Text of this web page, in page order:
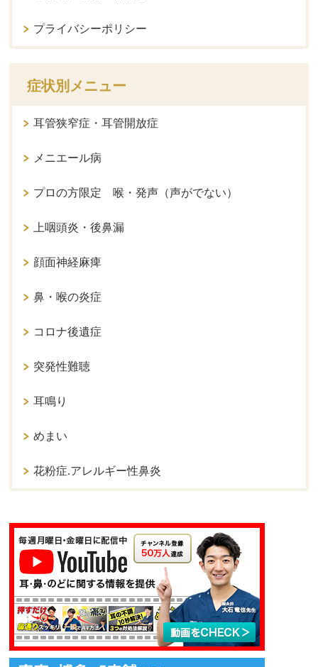
プライバシーポリシー
症状別メニュー
耳管狭窄症・耳管開放症
メニエール病
プロの方限定 喉・発声（声がでない）
上咽頭炎・後鼻漏
顔面神経麻痺
鼻・喉の炎症
コロナ後遺症
突発性難聴
耳鳴り
めまい
花粉症.アレルギー性鼻炎